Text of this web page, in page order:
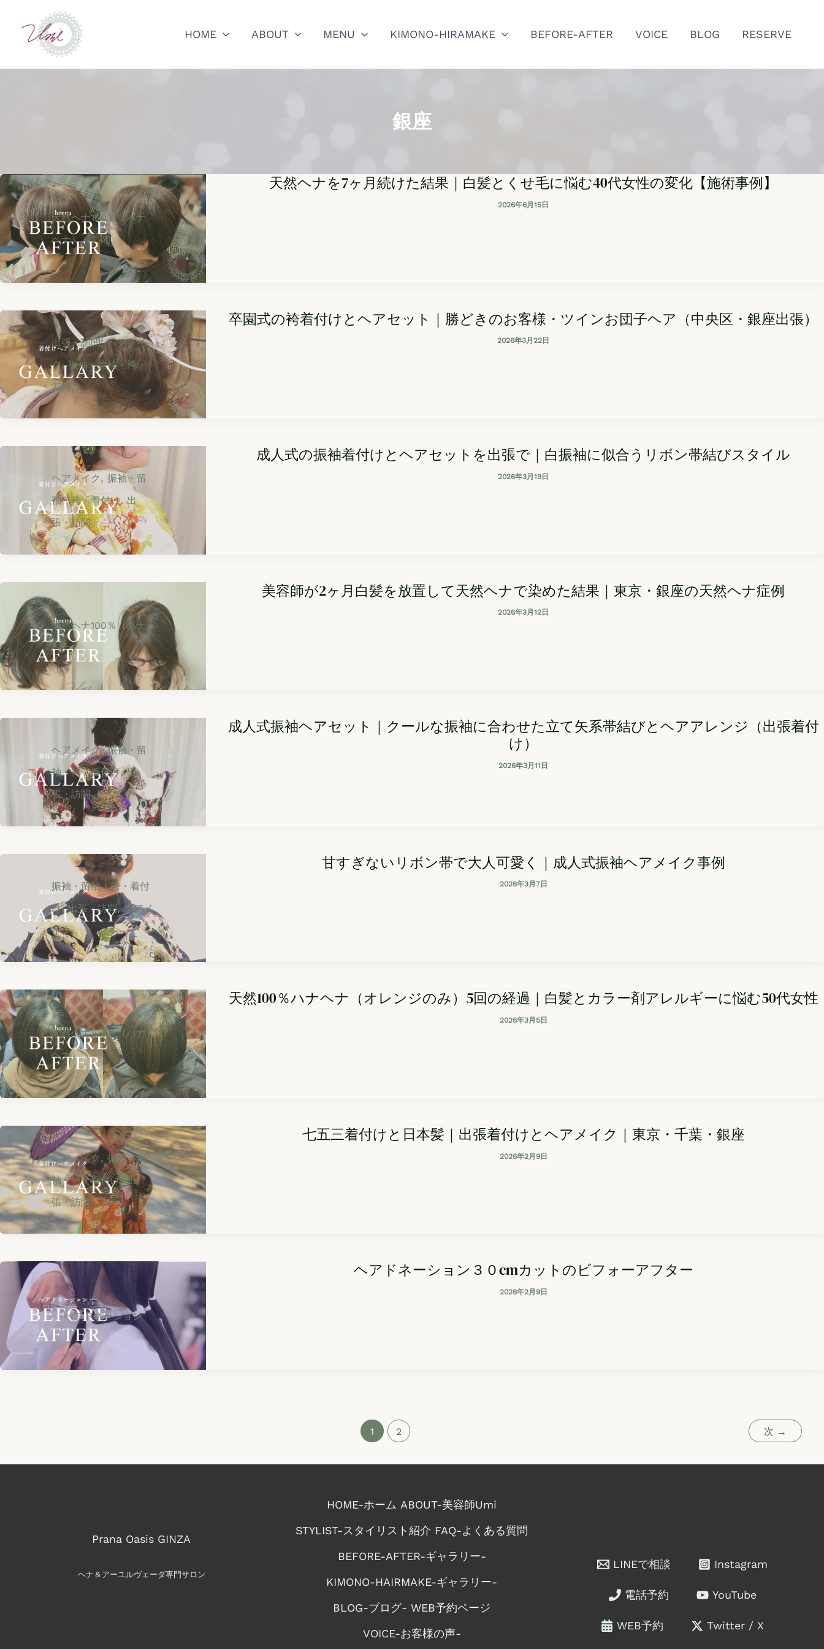
HOME ABOUT MENU KIMONO-HIRAMAKE BEFORE-AFTER VOICE BLOG RESERVE
銀座
天然ヘナ100％（ハナ
ヘナ）
天然ヘナを7ヶ月続けた結果｜白髪とくせ毛に悩む40代女性の変化【施術事例】
2026年6月15日
出張・訪問,ヘアメイ
ク,振袖・留袖・袴・
着付け
卒園式の袴着付けとヘアセット｜勝どきのお客様・ツインお団子ヘア（中央区・銀座出張）
2026年3月22日
ヘアメイク , 振袖・留
袖・袴・着付け,出
張・訪問
成人式の振袖着付けとヘアセットを出張で｜白振袖に似合うリボン帯結びスタイル
2026年3月19日
天然ヘナ100％（ハナ
ヘナ）
美容師が2ヶ月白髪を放置して天然ヘナで染めた結果｜東京・銀座の天然ヘナ症例
2026年3月12日
ヘアメイク,振袖・留
袖・袴・着付け,出
張・訪問
成人式振袖ヘアセット｜クールな振袖に合わせた立て矢系帯結びとヘアアレンジ（出張着付
け）
2026年3月11日
振袖・留袖・袴・着付
け,出張・訪問,ヘアメ
イク
甘すぎないリボン帯で大人可愛く｜成人式振袖ヘアメイク事例
2026年3月7日
天然ヘナ100％（ハナ
ヘナ）
天然100％ハナヘナ（オレンジのみ）5回の経過｜白髪とカラー剤アレルギーに悩む50代女性
2026年3月5日
ヘアメイク , 振袖・留
袖・袴・着付け,出
張・訪問
七五三着付けと日本髪｜出張着付けとヘアメイク｜東京・千葉・銀座
2026年2月9日
ヘアドネーション
ヘアドネーション３０cmカットのビフォーアフター
2026年2月9日
1 2 次 →
Prana Oasis GINZA
ヘナ＆アーユルヴェーダ専門サロン
HOME-ホーム ABOUT-美容師Umi
STYLIST-スタイリスト紹介 FAQ-よくある質問
BEFORE-AFTER-ギャラリー-
KIMONO-HAIRMAKE-ギャラリー-
BLOG-ブログ- WEB予約ページ
VOICE-お客様の声-
LINEで相談 Instagram
電話予約 YouTube
WEB予約 Twitter / X